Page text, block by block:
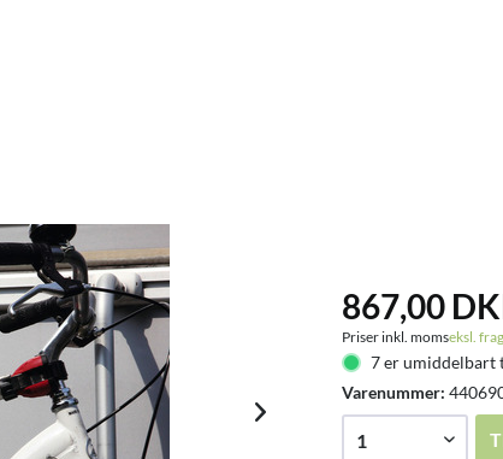
867,00
Priser inkl. momseksl.
7 er umiddelbart
Varenummer: